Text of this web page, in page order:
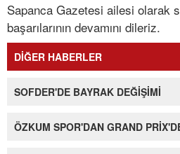
Sapanca Gazetesi ailesi olarak
başarılarının devamını dileriz.
DİĞER HABERLER
SOFDER'DE BAYRAK DEĞİŞİMİ
ÖZKUM SPOR'DAN GRAND